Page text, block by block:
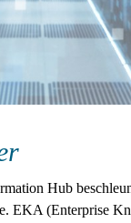
Hub
EKA (Enterprise